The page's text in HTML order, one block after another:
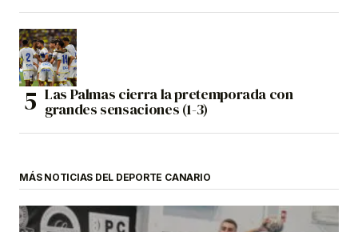
Las Palmas cierra la pretemporada con
grandes sensaciones (1-3)
MÁS NOTICIAS DEL DEPORTE CANARIO